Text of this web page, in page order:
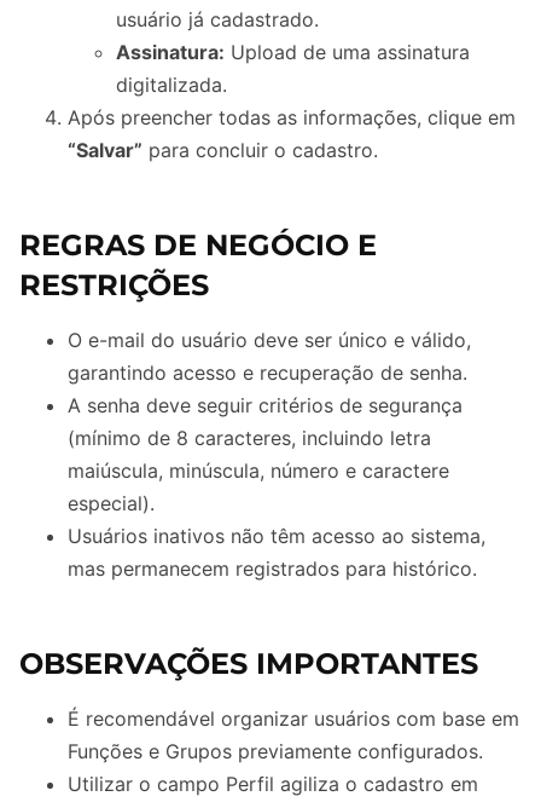
usuário já cadastrado.
Assinatura: Upload de uma assinatura
digitalizada.
Após preencher todas as informações, clique em
“Salvar” para concluir o cadastro.
REGRAS DE NEGÓCIO E
RESTRIÇÕES
O e-mail do usuário deve ser único e válido,
garantindo acesso e recuperação de senha.
A senha deve seguir critérios de segurança
(mínimo de 8 caracteres, incluindo letra
maiúscula, minúscula, número e caractere
especial).
Usuários inativos não têm acesso ao sistema,
mas permanecem registrados para histórico.
OBSERVAÇÕES IMPORTANTES
É recomendável organizar usuários com base em
Funções e Grupos previamente configurados.
Utilizar o campo Perfil agiliza o cadastro em